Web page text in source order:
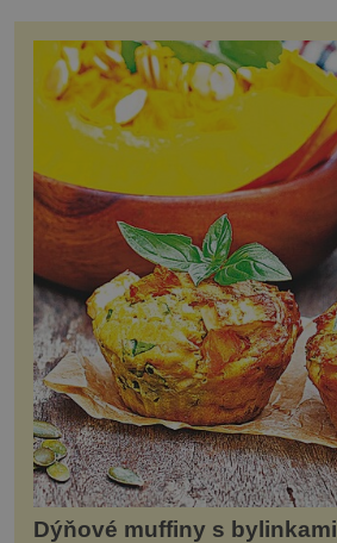
Dýňové muffiny s bylinkami